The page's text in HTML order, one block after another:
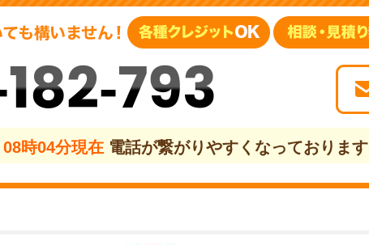
793
08時04分現在 電話が繋がりやすくなっております